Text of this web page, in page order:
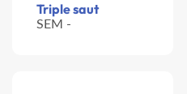
Triple saut
SEM -